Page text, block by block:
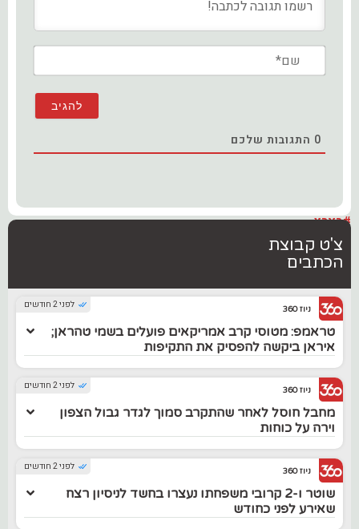
0 התגובות שלכם
#בארץ
צ'ט קבוצת
הכתבים
לפני 2 חודשים ניוז 360
טראמפ: מטוסי קרב אמריקאים פועלים בשמי טהראן;
איראן ביקשה להפסיק את התקיפות
לפני 2 חודשים ניוז 360
מחבל חוסל לאחר שהתקרב סמוך לגדר גבול הצפון
וירה על כוחות
לפני 2 חודשים ניוז 360
שוטר ו-2 קרובי משפחתו נעצרו בחשד לניסיון רצח
שאירע לפני כחודש